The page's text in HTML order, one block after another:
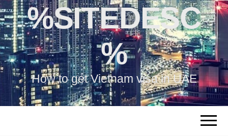
%SITEDESC
%
How to get Vietnam visa in UAE